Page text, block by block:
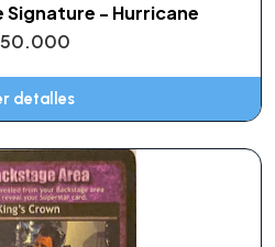
Signature - Hurricane
detalles